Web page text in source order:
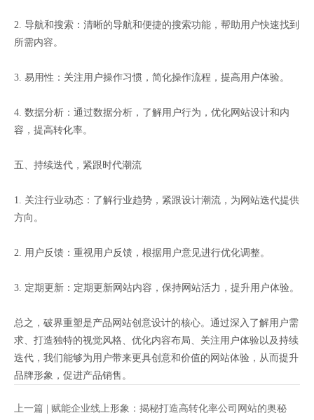
2. 导航和搜索：清晰的导航和便捷的搜索功能，帮助用户快速找到
所需内容。
3. 易用性：关注用户操作习惯，简化操作流程，提高用户体验。
4. 数据分析：通过数据分析，了解用户行为，优化网站设计和内
容，提高转化率。
五、持续迭代，紧跟时代潮流
1. 关注行业动态：了解行业趋势，紧跟设计潮流，为网站迭代提供
方向。
2. 用户反馈：重视用户反馈，根据用户意见进行优化调整。
3. 定期更新：定期更新网站内容，保持网站活力，提升用户体验。
总之，破界重塑是产品网站创意设计的核心。通过深入了解用户需
求、打造独特的视觉风格、优化内容布局、关注用户体验以及持续
迭代，我们能够为用户带来更具创意和价值的网站体验，从而提升
品牌形象，促进产品销售。
上一篇 | 赋能企业线上形象：揭秘打造高转化率公司网站的奥秘